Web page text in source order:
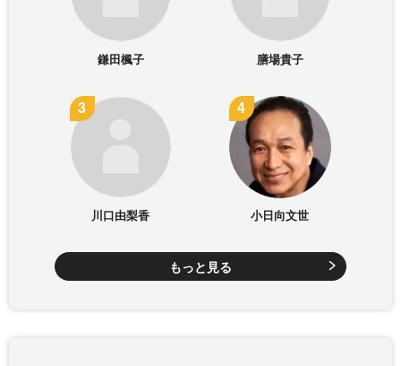
鎌田楓子 膳場貴子
川口由梨香 小日向文世
もっと見る